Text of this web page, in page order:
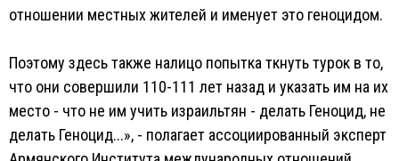
отношении местных жителей и именует это геноцидом.
Поэтому здесь также налицо попытка ткнуть турок в то,
что они совершили 110-111 лет назад и указать им на их
место - что не им учить израильтян - делать Геноцид, не
делать Геноцид...», - полагает ассоциированный эксперт